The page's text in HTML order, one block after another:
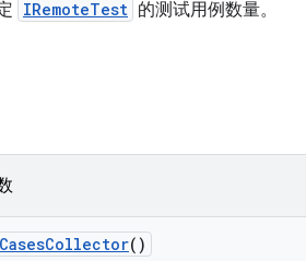
IRemoteTest 的测试用例数量。
CasesCollector()